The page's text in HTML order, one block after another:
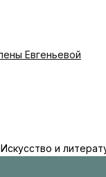
Евгеньевой
Искусство и